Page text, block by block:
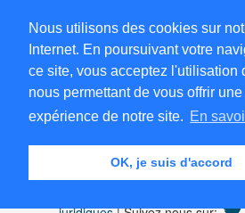
Nous utilisons des cookies sur
Internet. En poursuivant votre
ce site, vous acceptez l'utilisation
nous permettant de vous offrir
expérience de notre site. En
OK, je suis d'accord